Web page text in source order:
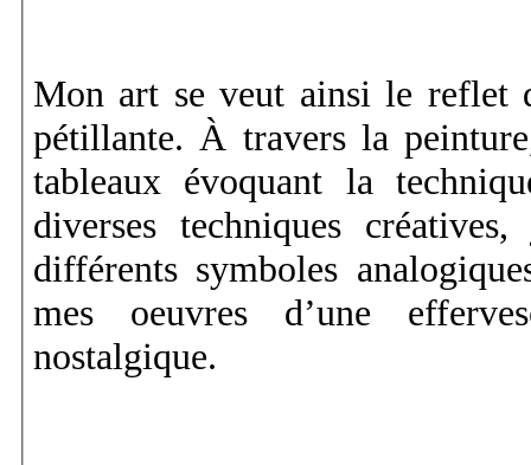
Mon art se veut ainsi le reflet
pétillante. À travers la
tableaux évoquant la
diverses techniques
différents symboles
mes oeuvres d’une
nostalgique.